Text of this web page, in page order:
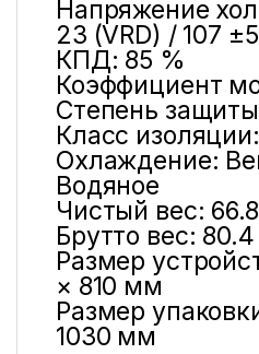
Напряжение
23 (VRD) / 107
КПД: 85 %
Коэффициент
Степень
Класс
Охлаждение:
Водяное
Чистый вес:
Брутто вес: 80.4
Размер
× 810 мм
Размер
1030 мм